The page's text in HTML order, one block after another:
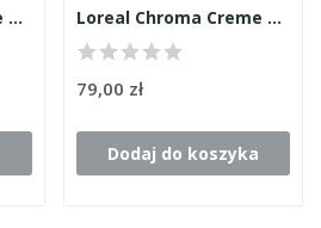
Loreal Chroma Creme szampon zielony 300ml Loreal Chroma Creme szampon fioletowy 300ml
79,00 zł
Dodaj do koszyka